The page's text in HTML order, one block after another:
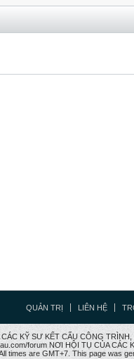
QUẢN TRỊ LIÊN HỆ
KỸ SƯ KẾT CẤU CÔNG TRÌNH,
forum NƠI HỘI TỤ CỦA CÁC
times are GMT+7. This page was